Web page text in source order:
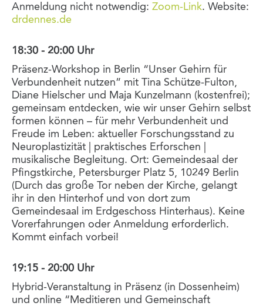
Anmeldung nicht notwendig: Zoom-Link. Website:
drdennes.de
18:30 - 20:00 Uhr
Präsenz-Workshop in Berlin “Unser Gehirn für
Verbundenheit nutzen” mit Tina Schütze-Fulton,
Diane Hielscher und Maja Kunzelmann (kostenfrei);
gemeinsam entdecken, wie wir unser Gehirn selbst
formen können – für mehr Verbundenheit und
Freude im Leben: aktueller Forschungsstand zu
Neuroplastizität | praktisches Erforschen |
musikalische Begleitung. Ort: Gemeindesaal der
Pfingstkirche, Petersburger Platz 5, 10249 Berlin
(Durch das große Tor neben der Kirche, gelangt
ihr in den Hinterhof und von dort zum
Gemeindesaal im Erdgeschoss Hinterhaus). Keine
Vorerfahrungen oder Anmeldung erforderlich.
Kommt einfach vorbei!
19:15 - 20:00 Uhr
Hybrid-Veranstaltung in Präsenz (in Dossenheim)
und online “Meditieren und Gemeinschaft